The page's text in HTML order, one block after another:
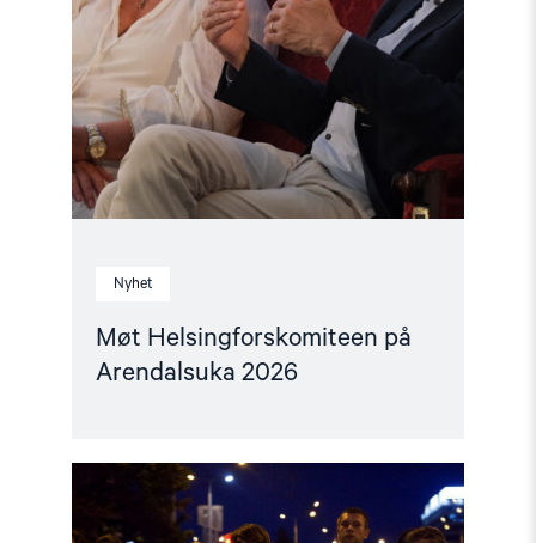
Nyhet
Møt Helsingforskomiteen på
Arendalsuka 2026
"Utviklingspolitikken
må